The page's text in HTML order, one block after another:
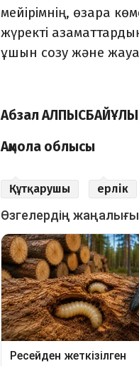
мейірімнің, өзара
жүректі
ұшын созу және
Абзал
Ақмола облысы
Құтқарушы ерлік